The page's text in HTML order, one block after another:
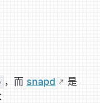
，而 snapd
是